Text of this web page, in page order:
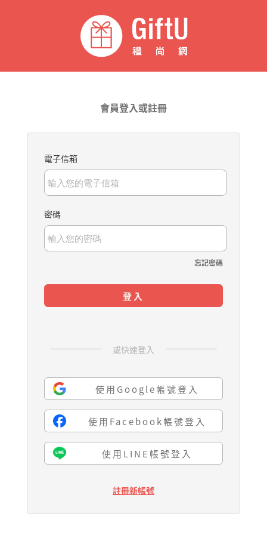
會員登入或註冊
電子信箱
密碼
忘記密碼
登入
或快速登入
使用Google帳號登入
使用Facebook帳號登入
使用LINE帳號登入
註冊新帳號